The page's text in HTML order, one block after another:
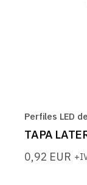
Perfiles LED
TAPA
0,92 EUR